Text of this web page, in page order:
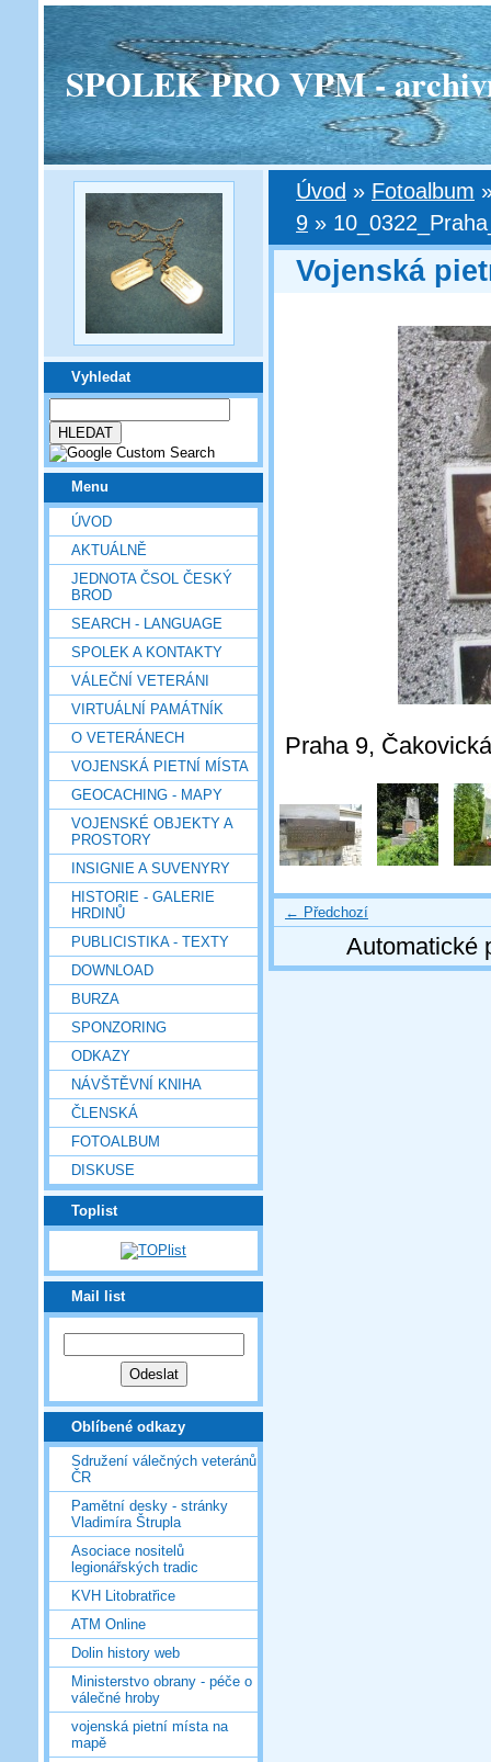
SPOLEK PRO VPM -
Vyhledat
Menu
ÚVOD
AKTUÁLNĚ
JEDNOTA ČSOL ČESKÝ
BROD
SEARCH - LANGUAGE
SPOLEK A KONTAKTY
VÁLEČNÍ VETERÁNI
VIRTUÁLNÍ PAMÁTNÍK
O VETERÁNECH
VOJENSKÁ PIETNÍ MÍSTA
GEOCACHING - MAPY
VOJENSKÉ OBJEKTY A
PROSTORY
INSIGNIE A SUVENYRY
HISTORIE - GALERIE
HRDINŮ
PUBLICISTIKA - TEXTY
DOWNLOAD
BURZA
SPONZORING
ODKAZY
NÁVŠTĚVNÍ KNIHA
ČLENSKÁ
FOTOALBUM
DISKUSE
Toplist
Mail list
Oblíbené odkazy
Sdružení válečných veteránů
ČR
Pamětní desky - stránky
Vladimíra Štrupla
Asociace nositelů
legionářských tradic
KVH Litobratřice
ATM Online
Dolin history web
Ministerstvo obrany - péče o
válečné hroby
vojenská pietní místa na
mapě
Úvod » Fotoalbum
9 »
Vojenská
Praha 9,
← Předchozí
Automatické